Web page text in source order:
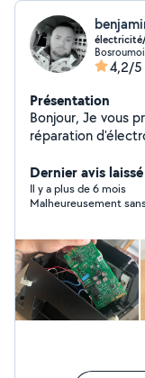
4,2/5
Présentation
Bonjour, Je vous propose mes services pour la
réparation
tableau électrique
maintenance
électriques de
Expérience en
et aménagement
Dernier avis
Il y a plus de 6 mois
Malheureusement